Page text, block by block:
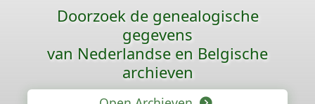
Doorzoek de genealogische
gegevens
van Nederlandse en Belgische
archieven